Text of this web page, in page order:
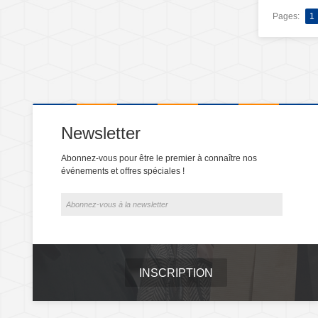
Pages: 1
Newsletter
Abonnez-vous pour être le premier à connaître nos
événements et offres spéciales !
INSCRIPTION